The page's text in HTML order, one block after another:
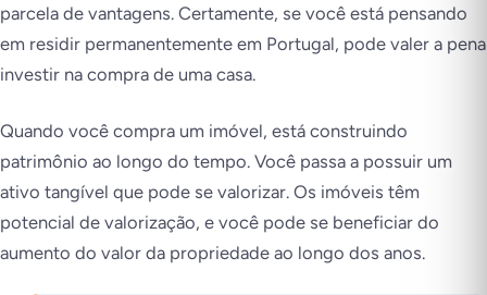
parcela de vantagens. Certamente, se você está pensando
em residir permanentemente em Portugal, pode valer a pena
investir na compra de uma casa.
Quando você compra um imóvel, está construindo
patrimônio ao longo do tempo. Você passa a possuir um
ativo tangível que pode se valorizar. Os imóveis têm
potencial de valorização, e você pode se beneficiar do
aumento do valor da propriedade ao longo dos anos.